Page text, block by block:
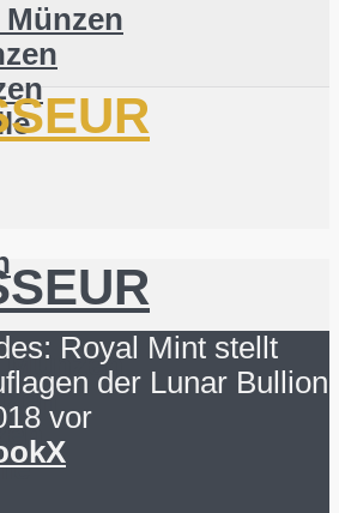
Royal Mint stellt
der Lunar Bullion
vor
X